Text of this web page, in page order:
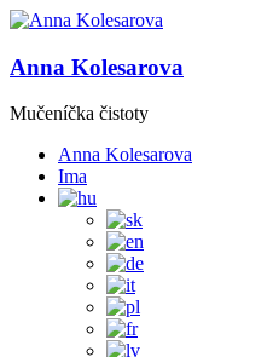
Anna Kolesarova
Mučeníčka čistoty
Anna Kolesarova
Ima